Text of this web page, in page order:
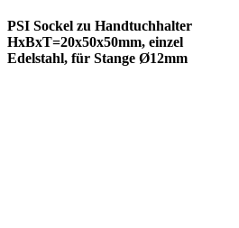
PSI Sockel zu Handtuchhalter
HxBxT=20x50x50mm, einzel
Edelstahl, für Stange Ø12mm